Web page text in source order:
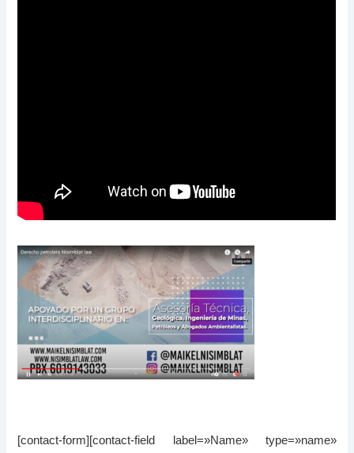
[contact-form][contact-field label=»Name» type=»name»